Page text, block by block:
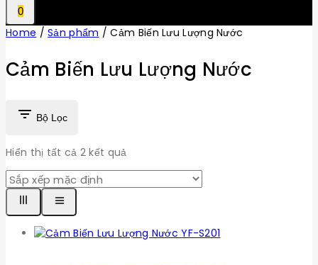
0
Home / Sản phẩm / Cảm Biến Lưu Lượng Nước
Cảm Biến Lưu Lượng Nước
Bộ Lọc
Hiển thị tất cả 2 kết quả